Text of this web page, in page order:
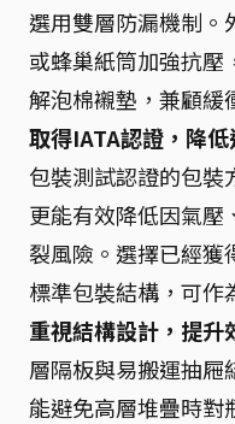
選用雙層防漏機制。
或蜂巢紙筒加強抗壓
解泡棉襯墊，兼顧緩
取得IATA認證，降低
包裝測試認證的包裝
更能有效降低因氣壓
裂風險。選擇已經獲
標準包裝結構，可作
重視結構設計，提升
層隔板與易搬運抽屜
能避免高層堆疊時對